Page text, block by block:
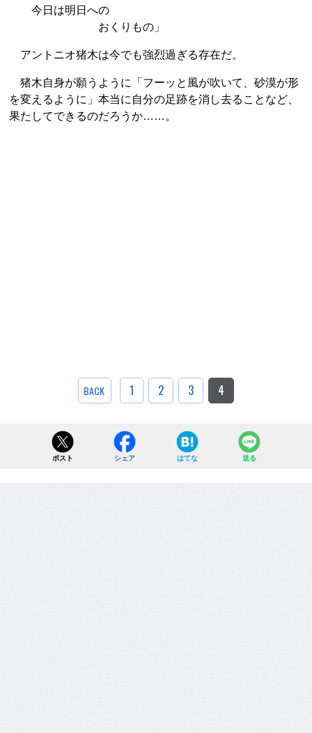
今日は明日への
おくりもの」
アントニオ猪木は今でも強烈過ぎる存在だ。
猪木自身が願うように「フーッと風が吹いて、砂漠が形
を変えるように」本当に自分の足跡を消し去ることなど、
果たしてできるのだろうか……。
BACK 1 2 3 4
ポスト シェア はてな 送る